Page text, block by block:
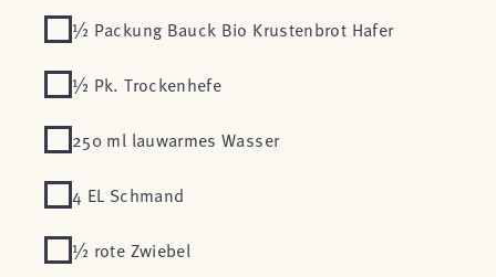
½ Packung Bauck Bio Krustenbrot Hafer
½ Pk. Trockenhefe
250 ml lauwarmes Wasser
4 EL Schmand
½ rote Zwiebel